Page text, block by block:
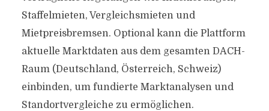
Staffelmieten, Vergleichsmieten und
Mietpreisbremsen. Optional kann die Plattform
aktuelle Marktdaten aus dem gesamten DACH-
Raum (Deutschland, Österreich, Schweiz)
einbinden, um fundierte Marktanalysen und
Standortvergleiche zu ermöglichen.